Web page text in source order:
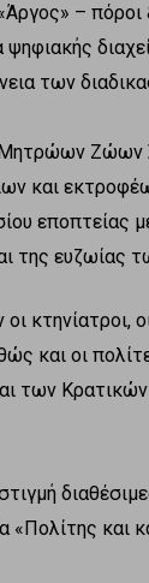
–
των
Ζώων
και
εποπτείας
της
και οι
των
και